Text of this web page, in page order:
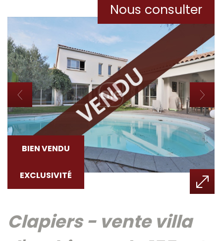
BIEN VENDU
EXCLUSIVITÉ
Nous consulter
clapiers - vente villa